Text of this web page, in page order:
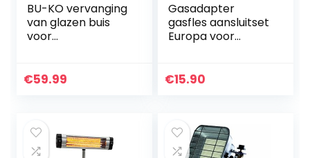
BU-KO vervanging
van glazen buis
voor
€59.99
Gasadapter
gasfles aansluitset
Europa voor
Duitse KLF
€15.90